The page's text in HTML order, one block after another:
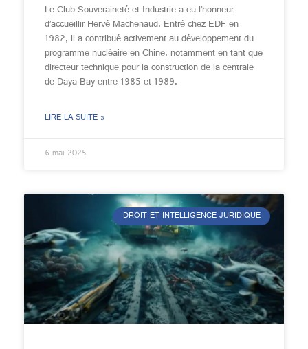
Le Club Souveraineté et Industrie a eu l’honneur
d’accueillir Hervé Machenaud. Entré chez EDF en
1982, il a contribué activement au développement du
programme nucléaire en Chine, notamment en tant que
directeur technique pour la construction de la centrale
de Daya Bay entre 1985 et 1989.
LIRE LA SUITE »
6 mai 2025
DROIT ET INTELLIGENCE JURIDIQUE